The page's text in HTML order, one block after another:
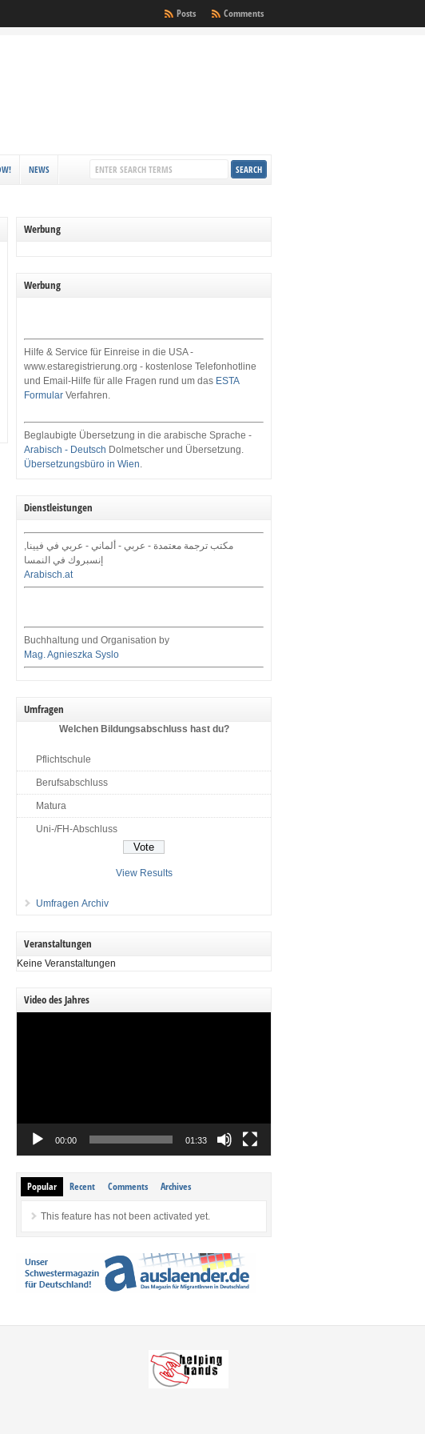
Comments
Posts
NEWS
Werbung
Werbung
Hilfe & Service für Einreise in die USA -
www.estaregistrierung.org - kostenlose Telefonhotline
und Email-Hilfe für alle Fragen rund um das ESTA
Formular Verfahren.
Beglaubigte Übersetzung in die arabische Sprache -
Arabisch - Deutsch Dolmetscher und Übersetzung.
Übersetzungsbüro in Wien.
Dienstleistungen
مكتب ترجمة معتمدة - عربي - ألماني - عربي في فيينا,
إنسبروك في النمسا
Arabisch.at
Buchhaltung und Organisation by
Mag. Agnieszka Syslo
Umfragen
Welchen Bildungsabschluss hast du?
Pflichtschule
Berufsabschluss
Matura
Uni-/FH-Abschluss
View Results
Umfragen Archiv
Veranstaltungen
Keine Veranstaltungen
Video des Jahres
00:00 01:33
Popular Recent Comments Archives
This feature has not been activated yet.